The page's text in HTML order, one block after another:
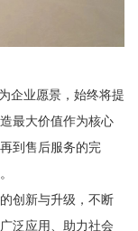
企业愿景，始终将提
最大价值作为核心
到售后服务的完
创新与升级，不断
泛应用、助力社会